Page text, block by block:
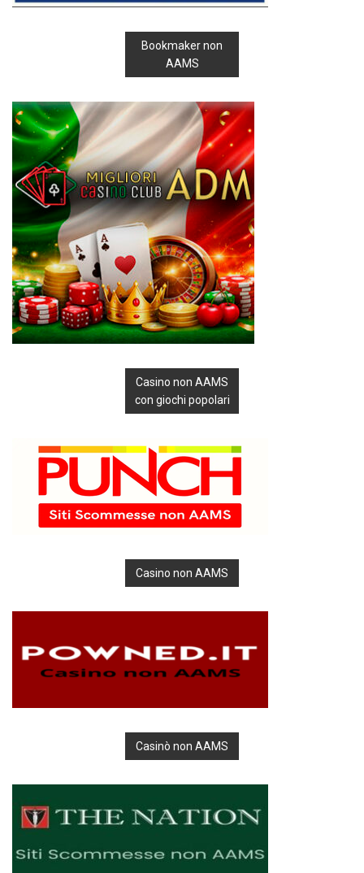
Bookmaker non
AAMS
Casino non AAMS
con giochi popolari
Casino non AAMS
Casinò non AAMS